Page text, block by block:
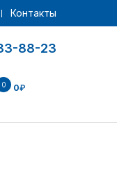
Контакты
88-23
0 0₽